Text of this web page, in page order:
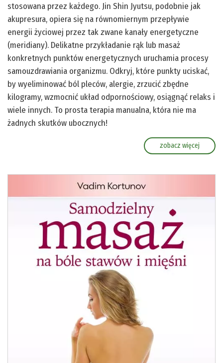
stosowana przez każdego. Jin Shin Jyutsu, podobnie jak
akupresura, opiera się na równomiernym przepływie
energii życiowej przez tak zwane kanały energetyczne
(meridiany). Delikatne przykładanie rąk lub masaż
konkretnych punktów energetycznych uruchamia procesy
samouzdrawiania organizmu. Odkryj, które punkty uciskać,
by wyeliminować ból pleców, alergie, zrzucić zbędne
kilogramy, wzmocnić układ odpornościowy, osiągnąć relaks i
wiele innych. To prosta terapia manualna, która nie ma
żadnych skutków ubocznych!
zobacz więcej